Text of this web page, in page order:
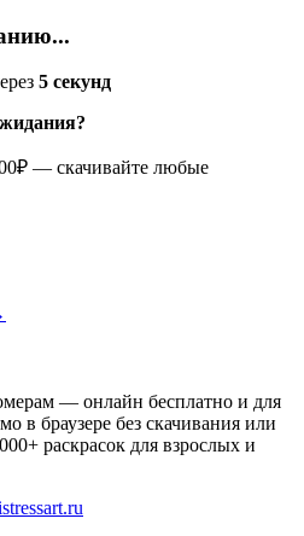
5 секунд
— скачивайте любые
— онлайн бесплатно и для
в браузере без скачивания или
раскрасок для взрослых и